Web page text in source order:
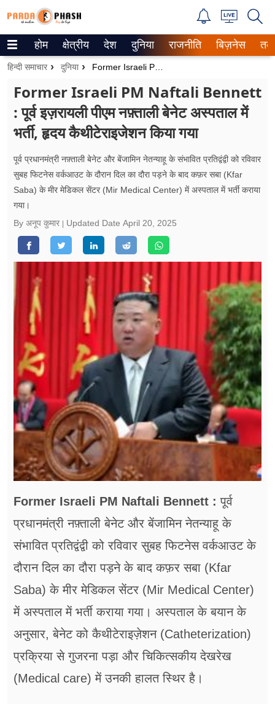
Trending on Google News
वेब स्टोरीज
उत्तर प्रदेश
गैलरी
वीडियो
रिलेशनशिप
जीवन मंत्रा
सेहत
ब्‍यूटी
जॉब्स
शिक्षा
अन्य खबरें
होम क्षेत्रीय देश दुनिया राजनीति बिज़नेस
हिन्दी समाचार दुनिया
Former Israeli PM Naftali Bennett
: पूर्व इज़रायली पीएम नफ़्ताली बेनेट अस्पताल में
भर्ती, हृदय कैथीटेराइजेशन किया गया
पूर्व प्रधानमंत्री नफ़्ताली बेनेट और बेंजामिन नेतन्याहू के संभावित प्रतिद्वंद्वी को रविवार
सुबह फिटनेस वर्कआउट के दौरान दिल का दौरा पड़ने के बाद कफ़र सबा (Kfar
Saba) के मीर मेडिकल सेंटर (Mir Medical Center) में अस्पताल में भर्ती कराया
गया।
By अनूप कुमार
Updated Date April 20, 2025
Former Israeli PM Naftali Bennett : पूर्व
प्रधानमंत्री नफ़्ताली बेनेट और बेंजामिन नेतन्याहू के
संभावित प्रतिद्वंद्वी को रविवार सुबह फिटनेस वर्कआउट के
दौरान दिल का दौरा पड़ने के बाद कफ़र सबा (Kfar
Saba) के मीर मेडिकल सेंटर (Mir Medical Center)
में अस्पताल में भर्ती कराया गया। अस्पताल के बयान के
अनुसार, बेनेट को कैथीटेराइज़ेशन (Catheterization)
प्रक्रिया से गुजरना पड़ा और चिकित्सकीय देखरेख
(Medical care) में उनकी हालत स्थिर है।